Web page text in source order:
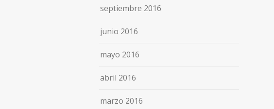
septiembre 2016
junio 2016
mayo 2016
abril 2016
marzo 2016